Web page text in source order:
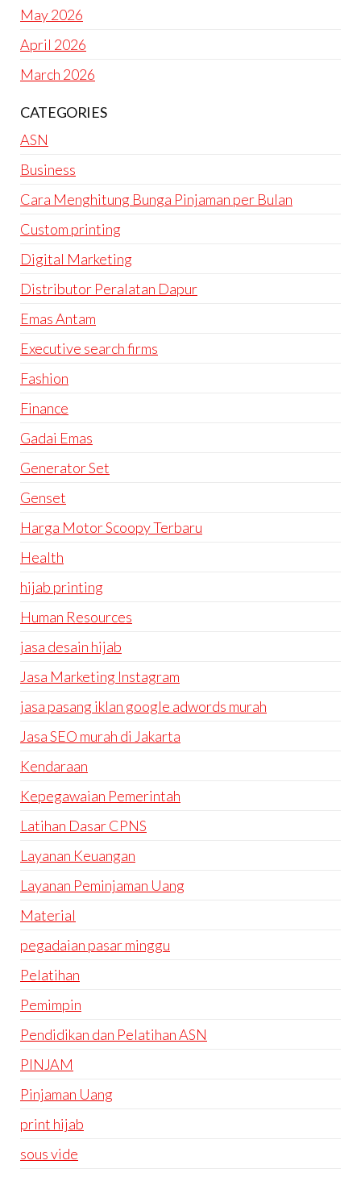
May 2026
April 2026
March 2026
CATEGORIES
ASN
Business
Cara Menghitung Bunga Pinjaman per Bulan
Custom printing
Digital Marketing
Distributor Peralatan Dapur
Emas Antam
Executive search firms
Fashion
Finance
Gadai Emas
Generator Set
Genset
Harga Motor Scoopy Terbaru
Health
hijab printing
Human Resources
jasa desain hijab
Jasa Marketing Instagram
jasa pasang iklan google adwords murah
Jasa SEO murah di Jakarta
Kendaraan
Kepegawaian Pemerintah
Latihan Dasar CPNS
Layanan Keuangan
Layanan Peminjaman Uang
Material
pegadaian pasar minggu
Pelatihan
Pemimpin
Pendidikan dan Pelatihan ASN
PINJAM
Pinjaman Uang
print hijab
sous vide